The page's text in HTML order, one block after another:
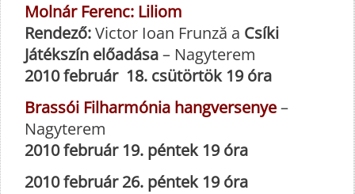
Molnár Ferenc: Liliom
Rendező:Victor Ioan Frunză a Csíki
Játékszín előadása– Nagyterem
2010 február 18. csütörtök 19 óra
Brassói Filharmónia hangversenye–
Nagyterem
2010 február 19. péntek 19 óra
2010 február 26. péntek 19 óra